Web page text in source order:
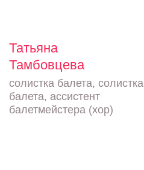
Татьяна
Тамбовцева
солистка балета, солистка
балета, ассистент
балетмейстера (хор)